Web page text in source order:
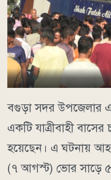
বগুড়া সদর উপজেলার
একটি যাত্রীবাহী
হয়েছেন। এ ঘটনায়
(৭ আগস্ট) ভোর সাড়ে